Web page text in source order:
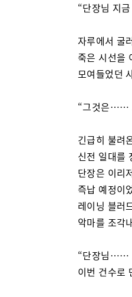
“단장님 지
자루에서 굴
죽은 시선을
모여들었던
“그것은……
긴급히 불려
신전 일대를
단장은 이리
즉납 예정이
레이닝 블러
악마를 조각
“단장님……
이번 건수로